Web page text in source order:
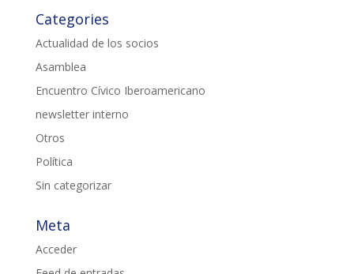
Categories
Actualidad de los socios
Asamblea
Encuentro Cívico Iberoamericano
newsletter interno
Otros
Política
Sin categorizar
Meta
Acceder